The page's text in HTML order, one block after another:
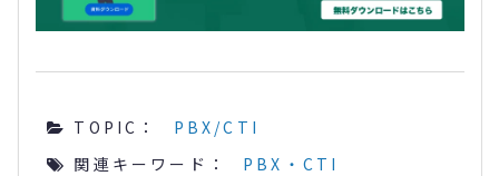
TOPIC：
PBX/CTI
関連キーワード：
PBX・CTI